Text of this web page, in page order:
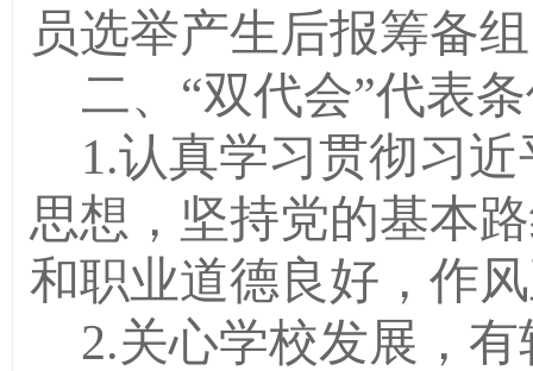
员选举产生后报筹备
二、“双代会”代表
1.认真学习贯彻习
思想，坚持党的基本
和职业道德良好，作
2.关心学校发展，